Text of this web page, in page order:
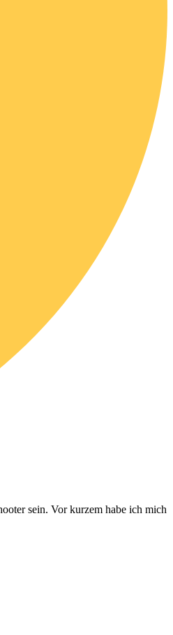
sein. Vor kurzem habe ich mich